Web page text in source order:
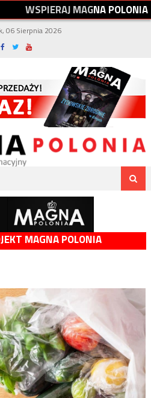
WSPIERAJMAGNAPOLONIA
06 Sierpnia 2026
MAGNA POLONIA